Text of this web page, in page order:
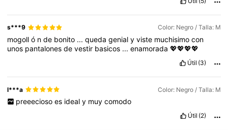
s***9 Color: Negro / Talla: M
mogolló nde bonito ...quedagenialyviste muchisimocon
unos pantalonesdevestir basicos ...enamorada💖💖💖💖
Útil (3)
l***a Color: Negro / Talla: M
preeecioso es ideal y muy comodo
Útil (2)